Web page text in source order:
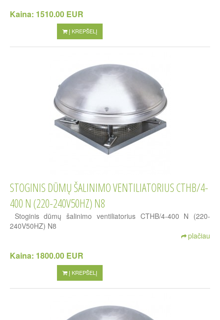
Kaina: 1510.00 EUR
Į KREPŠELĮ
STOGINIS DŪMŲ ŠALINIMO VENTILIATORIUS CTHB/4-
400 N (220-240V50HZ) N8
Stoginis dūmų šalinimo ventiliatorius CTHB/4-400 N (220-
240V50HZ) N8
plačiau
Kaina: 1800.00 EUR
Į KREPŠELĮ